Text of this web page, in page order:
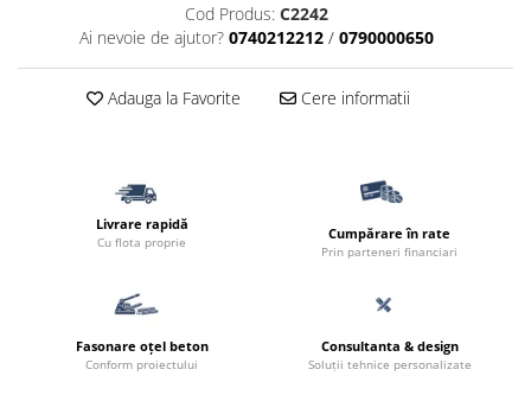
Cod Produs: C2242
Ai nevoie de ajutor? 0740212212 / 0790000650
Adauga la Favorite Cere informatii
Livrare rapidă
Cu flota proprie Cumpărare în rate
Prin parteneri financiari
Fasonare oțel beton
Conform proiectului
Consultanta & design
Soluții tehnice personalizate